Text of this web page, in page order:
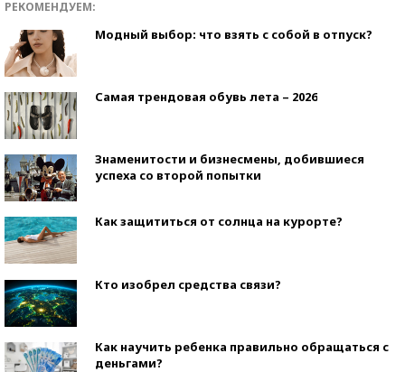
РЕКОМЕНДУЕМ:
Модный выбор: что взять с собой в отпуск?
Самая трендовая обувь лета – 2026
Знаменитости и бизнесмены, добившиеся
успеха со второй попытки
Как защититься от солнца на курорте?
Кто изобрел средства связи?
Как научить ребенка правильно обращаться с
деньгами?